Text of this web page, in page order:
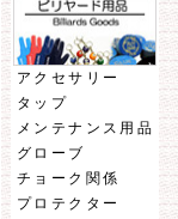
アクセサリー
タップ
メンテナンス用品
グローブ
チョーク関係
プロテクター